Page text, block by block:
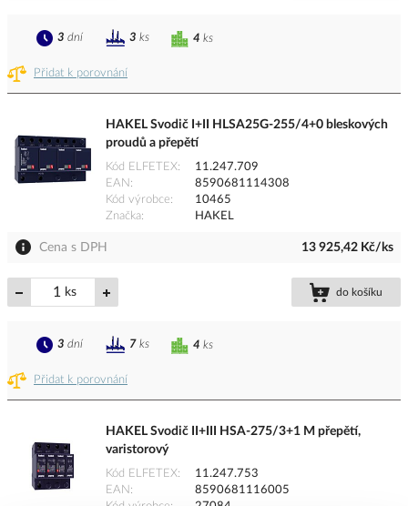
Přidat k porovnání
4 ks
3 dní 3 ks
HAKEL Svodič I+II HLSA25G-255/4+0 bleskových
proudů a přepětí
Kód ELFETEX
11.247.709
EAN
8590681114308
Kód výrobce
10465
Značka
HAKEL
Cena s DPH 13 925,42 Kč/ks
ks do košíku
Přidat k porovnání
4 ks
3 dní 7 ks
HAKEL Svodič II+III HSA-275/3+1 M přepětí,
varistorový
Kód ELFETEX
11.247.753
EAN
8590681116005